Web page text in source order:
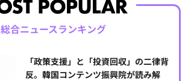
総合ニュースランキング
「政策支援」と「投資回収」の二律背
反。韓国コンテンツ振興院が読み解